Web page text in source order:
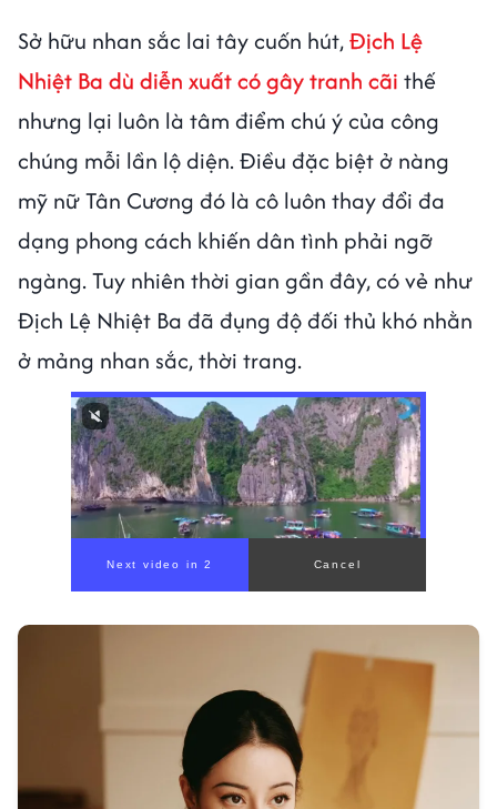
Sở hữu nhan sắc lai tây cuốn hút,Địch Lệ
Nhiệt Ba dù diễn xuất có gây tranh cãi thế
nhưng lại luôn là tâm điểm chú ý của công
chúng mỗi lần lộ diện. Điều đặc biệt ở nàng
mỹ nữ Tân Cương đó là cô luôn thay đổi đa
dạng phong cách khiến dân tình phải ngỡ
ngàng. Tuy nhiên thời gian gần đây, có vẻ như
Địch Lệ Nhiệt Ba đã đụng độ đối thủ khó nhằn
ở mảng nhan sắc, thời trang.
00:00/ 00:59